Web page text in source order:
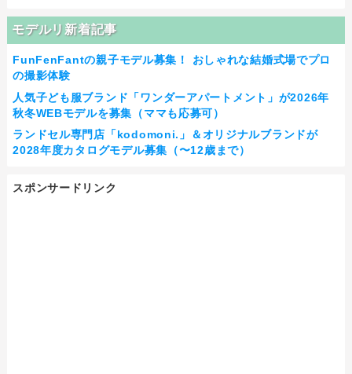
モデルリ新着記事
FunFenFantの親子モデル募集！ おしゃれな結婚式場でプロ
の撮影体験
人気子ども服ブランド「ワンダーアパートメント」が2026年
秋冬WEBモデルを募集（ママも応募可）
ランドセル専門店「kodomoni.」＆オリジナルブランドが
2028年度カタログモデル募集（〜12歳まで）
スポンサードリンク